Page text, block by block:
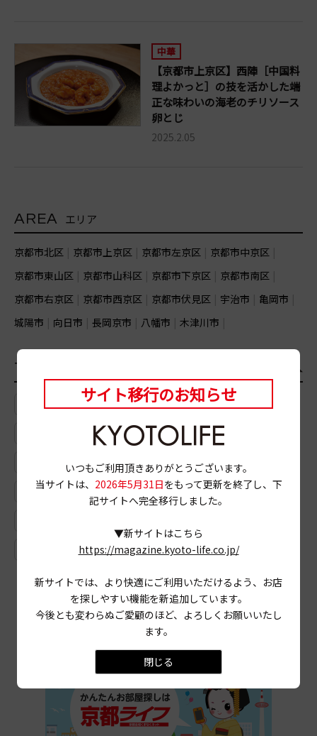
中華
【京都市上京区】西陣［中国料
理よかっと］の技を活かした端
正な味わいの海老のチリソース
卵とじ
2025.2.05
AREA エリア
京都市北区 京都市上京区 京都市左京区
京都市中京区
京都市東山区
京都市山科区 京都市下京区
京都市南区
京都市右京区
京都市西京区 京都市伏見区 宇治市
亀岡市
城陽市
向日市 長岡京市 八幡市 木津川市
TAG
# 武夷岩茶 # 御幸町三条上ル # スカッシュ
# メープル # 大垣書店
# フレンチフライ # 天丼 # ビーフカツサンド
# カフェオレ # ロースハム # 鍋 # 深夜喫茶
# 鰻 # ドイツケーキ
サイト移行のお知らせ
いつもご利用頂きありがとうございます。
当サイトは、 2026年5月31日をもって更新を終了し、下
記サイトへ完全移行しました。
▼新サイトはこちら
https://magazine.kyoto-life.co.jp/
新サイトでは、より快適にご利用いただけるよう、お店
を探しやすい機能を新追加しています。
今後とも変わらぬご愛顧のほど、よろしくお願いいたし
ます。
閉じる